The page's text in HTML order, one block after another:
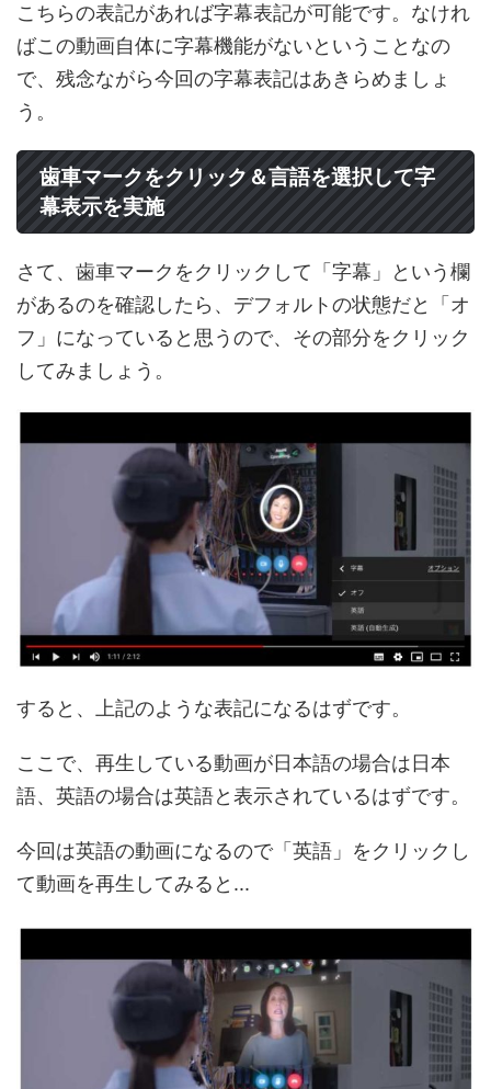
こちらの表記があれば字幕表記が可能です。なけれ
ばこの動画自体に字幕機能がないということなの
で、残念ながら今回の字幕表記はあきらめましょ
う。
歯車マークをクリック＆言語を選択して字
幕表示を実施
さて、歯車マークをクリックして「字幕」という欄
があるのを確認したら、デフォルトの状態だと「オ
フ」になっていると思うので、その部分をクリック
してみましょう。
すると、上記のような表記になるはずです。
ここで、再生している動画が日本語の場合は日本
語、英語の場合は英語と表示されているはずです。
今回は英語の動画になるので「英語」をクリックし
て動画を再生してみると...